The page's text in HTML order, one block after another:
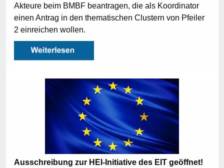
Akteure beim BMBF beantragen, die als Koordinator
einen Antrag in den thematischen Clustern von Pfeiler
2 einreichen wollen.
Ausschreibung zur HEI-Initiative des EIT geöffnet!